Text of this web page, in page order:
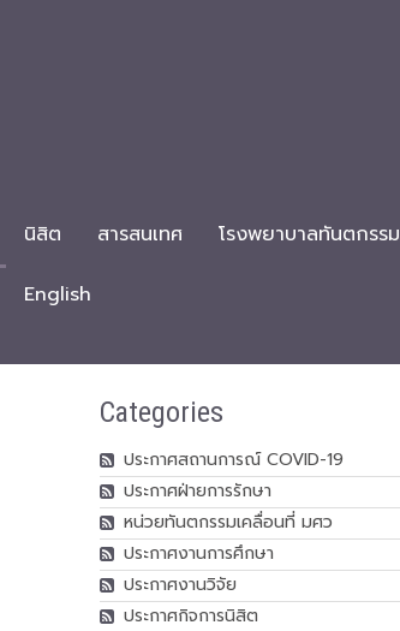
นิสิต สารสนเทศ โรงพยาบาลทันตกรรม
English
Categories
ประกาศสถานการณ์ COVID-19
ประกาศฝ่ายการรักษา
หน่วยทันตกรรมเคลื่อนที่ มศว
ประกาศงานการศึกษา
ประกาศงานวิจัย
ประกาศกิจการนิสิต